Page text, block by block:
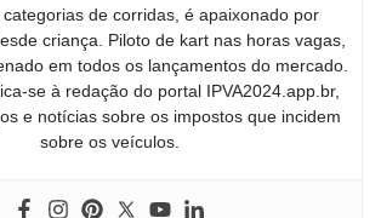
de corridas, é apaixonado por
criança. Piloto de kart nas horas vagas,
em todos os lançamentos do mercado.
se à redação do portal IPVA2024.app.br,
e notícias sobre os impostos que incidem
sobre os veículos.